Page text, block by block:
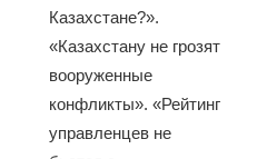
Казахстане?».
«Казахстану не грозят
вооруженные
конфликты». «Рейтинг
управленцев не